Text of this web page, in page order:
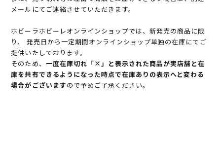
メールにてご連絡させていただきます。
ホビーラホビーレオンラインショップでは、新発売の商品に限
り、 発売日から一定期間オンラインショップ単独の在庫にてご
提供いたしております。
そのため、 一度在庫切れ「×」と表示された商品が実店舗と在
庫を共有できるようになった時点で在庫ありの表示へと変わる
場合がございますので予めご了承ください。